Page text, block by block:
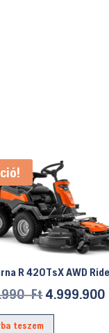
R 420TsX AWD
Ft Original
price
4.999.900
teszem